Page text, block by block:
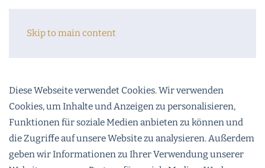
Skip to main content
Diese Webseite verwendet Cookies. Wir verwenden
Cookies, um Inhalte und Anzeigen zu personalisieren,
Funktionen für soziale Medien anbieten zu können und
die Zugriffe auf unsere Website zu analysieren. Außerdem
geben wir Informationen zu Ihrer Verwendung unserer